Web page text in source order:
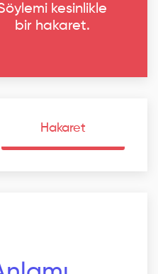
kesinlikle
bir hakaret.
Hakaret